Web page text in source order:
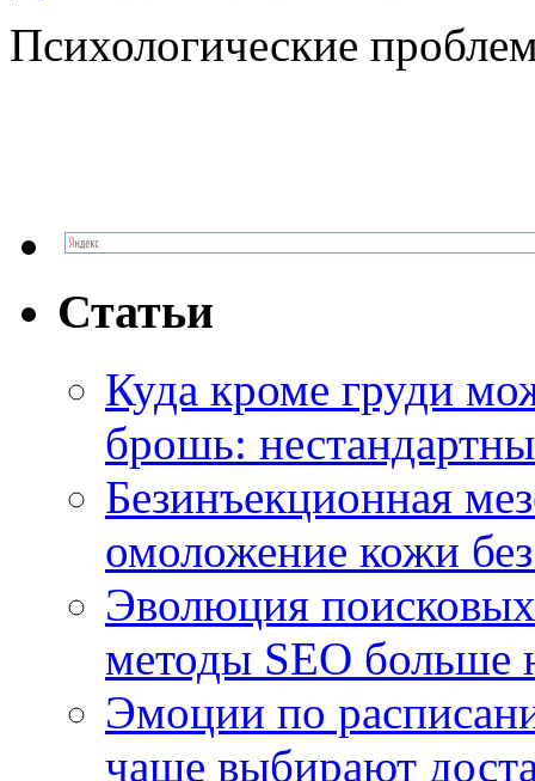
Психологические
Статьи
Куда кроме груди
брошь:
Безинъекционная
омоложение кожи
Эволюция
методы SEO больше
Эмоции по
чаще выбирают